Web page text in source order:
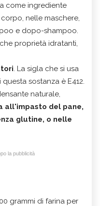
come ingrediente
nelle maschere,
e dopo-shampoo.
proprietà idratanti,
. La sigla che si usa
sostanza è E412.
naturale,
all'impasto del pane,
glutine, o nelle
la pubblicità
grammi di farina per